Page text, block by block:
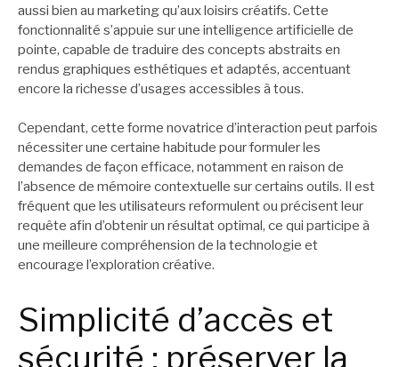
aussi bien au marketing qu’aux loisirs créatifs. Cette
fonctionnalité s’appuie sur une intelligence artificielle de
pointe, capable de traduire des concepts abstraits en
rendus graphiques esthétiques et adaptés, accentuant
encore la richesse d’usages accessibles à tous.
Cependant, cette forme novatrice d’interaction peut parfois
nécessiter une certaine habitude pour formuler les
demandes de façon efficace, notamment en raison de
l’absence de mémoire contextuelle sur certains outils. Il est
fréquent que les utilisateurs reformulent ou précisent leur
requête afin d’obtenir un résultat optimal, ce qui participe à
une meilleure compréhension de la technologie et
encourage l’exploration créative.
Simplicité d’accès et
sécurité : préserver la